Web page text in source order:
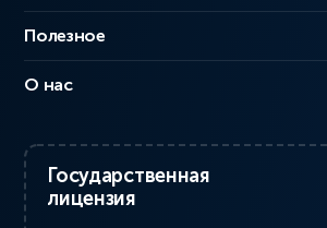
Полезное
О нас
Государственная
лицензия